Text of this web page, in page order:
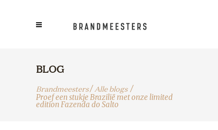
BLOG
Brandmeesters/Alle blogs /
Proef een stukje Brazilië met onze limited
edition Fazenda do Salto